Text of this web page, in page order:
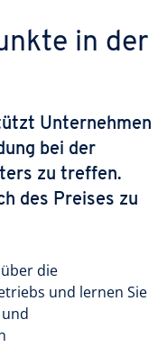
in der
Unternehmen
bei der
zu treffen.
des Preises zu
die
und lernen Sie